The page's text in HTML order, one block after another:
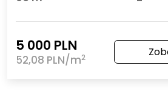
5 000 PLN
52,08 PLN/m2